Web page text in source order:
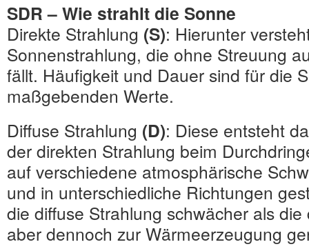
SDR – Wie strahlt die Sonne
Direkte Strahlung (S): Hierunter
Sonnenstrahlung, die ohne Streuung
fällt. Häufigkeit und Dauer sind für die
maßgebenden Werte.
Diffuse Strahlung (D): Diese entsteht
der direkten Strahlung beim
auf verschiedene atmosphärische
und in unterschiedliche Richtungen
die diffuse Strahlung schwächer als
aber dennoch zur Wärmeerzeugung